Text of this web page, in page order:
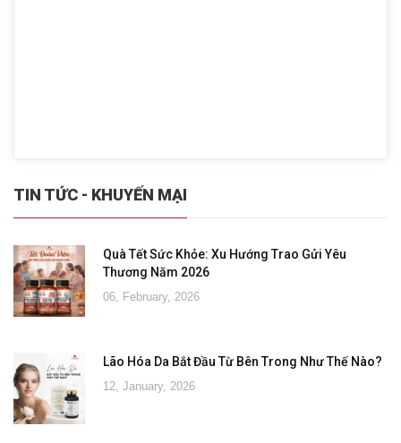
TIN TỨC - KHUYẾN MẠI
Quà Tết Sức Khỏe: Xu Hướng Trao Gửi Yêu
Thương Năm 2026
06, February, 2026
Lão Hóa Da Bắt Đầu Từ Bên Trong Như Thế Nào?
12, January, 2026